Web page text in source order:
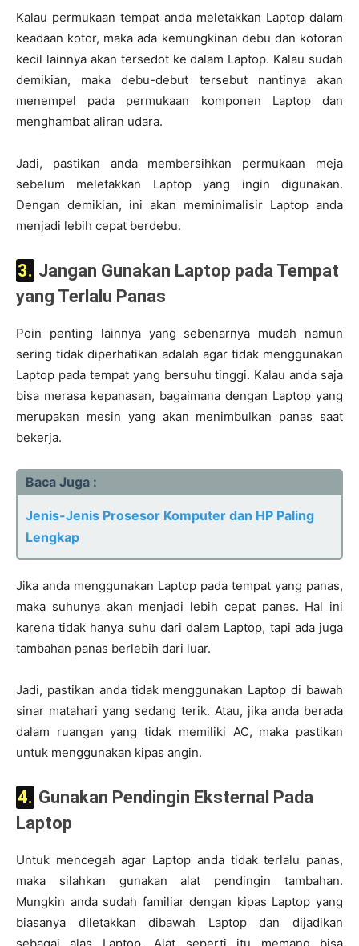
Kalau permukaan tempat anda meletakkan Laptop dalam
keadaan kotor, maka ada kemungkinan debu dan kotoran
kecil lainnya akan tersedot ke dalam Laptop. Kalau sudah
demikian, maka debu-debut tersebut nantinya akan
menempel pada permukaan komponen Laptop dan
menghambat aliran udara.
Jadi, pastikan anda membersihkan permukaan meja
sebelum meletakkan Laptop yang ingin digunakan.
Dengan demikian, ini akan meminimalisir Laptop anda
menjadi lebih cepat berdebu.
3. Jangan Gunakan Laptop pada Tempat
yang Terlalu Panas
Poin penting lainnya yang sebenarnya mudah namun
sering tidak diperhatikan adalah agar tidak menggunakan
Laptop pada tempat yang bersuhu tinggi. Kalau anda saja
bisa merasa kepanasan, bagaimana dengan Laptop yang
merupakan mesin yang akan menimbulkan panas saat
bekerja.
Baca Juga :
Jenis-Jenis Prosesor Komputer dan HP Paling
Lengkap
Jika anda menggunakan Laptop pada tempat yang panas,
maka suhunya akan menjadi lebih cepat panas. Hal ini
karena tidak hanya suhu dari dalam Laptop, tapi ada juga
tambahan panas berlebih dari luar.
Jadi, pastikan anda tidak menggunakan Laptop di bawah
sinar matahari yang sedang terik. Atau, jika anda berada
dalam ruangan yang tidak memiliki AC, maka pastikan
untuk menggunakan kipas angin.
4. Gunakan Pendingin Eksternal Pada
Laptop
Untuk mencegah agar Laptop anda tidak terlalu panas,
maka silahkan gunakan alat pendingin tambahan.
Mungkin anda sudah familiar dengan kipas Laptop yang
biasanya diletakkan dibawah Laptop dan dijadikan
sebagai alas Laptop. Alat seperti itu memang bisa